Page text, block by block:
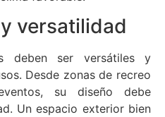
versatilidad
deben ser versátiles y
Desde zonas de recreo
su diseño debe
Un espacio exterior bien